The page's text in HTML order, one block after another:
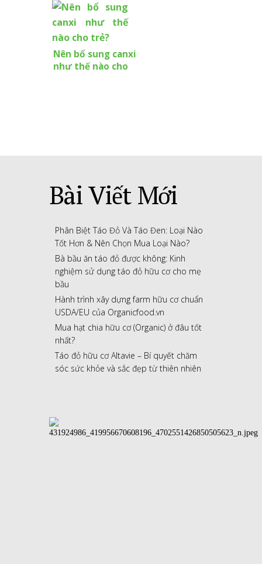
Nên bổ sung canxi
như thế nào cho
Bài Viết Mới
Phân Biệt Táo Đỏ Và Táo Đen: Loại Nào
Tốt Hơn & Nên Chọn Mua Loại Nào?
Bà bầu ăn táo đỏ được không: Kinh
nghiệm sử dụng táo đỏ hữu cơ cho mẹ
bầu
Hành trình xây dựng farm hữu cơ chuẩn
USDA/EU của Organicfood.vn
Mua hạt chia hữu cơ (Organic) ở đâu tốt
nhất?
Táo đỏ hữu cơ Altavie – Bí quyết chăm
sóc sức khỏe và sắc đẹp từ thiên nhiên